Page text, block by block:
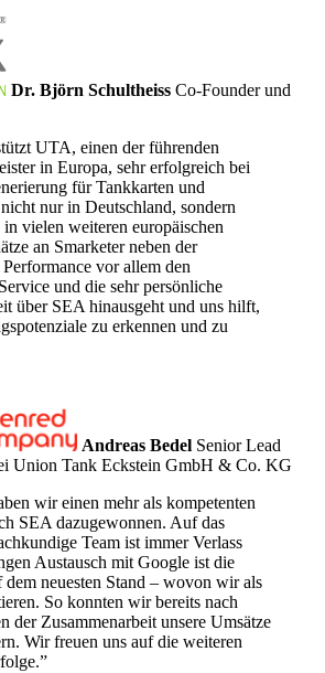
Dr. Björn Schultheiss Co-Founder und
UTA, einen der führenden
in Europa, sehr erfolgreich bei
für Tankkarten und
nur in Deutschland, sondern
vielen weiteren europäischen
an Smarketer neben der
vor allem den
und die sehr persönliche
über SEA hinausgeht und uns hilft,
zu erkennen und zu
Andreas Bedel Senior Lead
Union Tank Eckstein GmbH & Co. KG
wir einen mehr als kompetenten
SEA dazugewonnen. Auf das
Team ist immer Verlass
Austausch mit Google ist die
dem neuesten Stand – wovon wir als
So konnten wir bereits nach
der Zusammenarbeit unsere Umsätze
Wir freuen uns auf die weiteren